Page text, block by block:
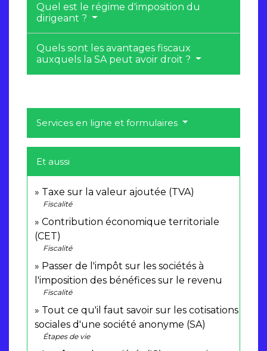
Quel est le régime d'imposition du
dirigeant ?
Quels sont les avantages fiscaux
auxquels la SA peut avoir droit ?
Services en ligne et formulaires
Et aussi
Taxe sur la valeur ajoutée (TVA)
Fiscalité
Contribution économique territoriale
(CET)
Fiscalité
Passer de l'impôt sur les sociétés à
l'imposition des bénéfices sur le revenu
Fiscalité
Tout ce qu'il faut savoir sur les cotisations
sociales d'une société anonyme (SA)
Étapes de vie